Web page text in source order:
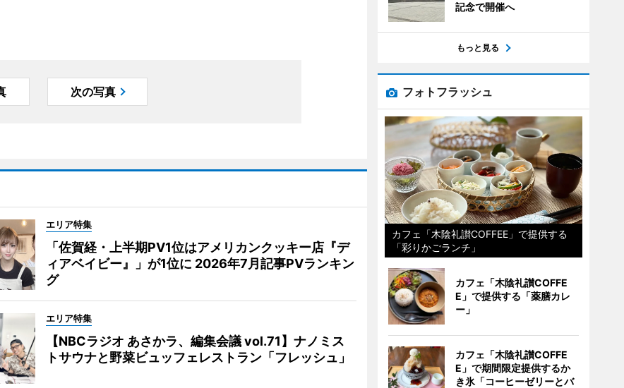
次の写真
エリア特集
「佐賀経・上半期PV1位はアメリカンクッキー店『デ
ィアベイビー』」が1位に 2026年7月記事PVランキン
グ
エリア特集
【NBCラジオ あさかラ、編集会議 vol.71】ナノミス
トサウナと野菜ビュッフェレストラン「フレッシュ」
記念で開催へ
もっと見る
フォトフラッシュ
カフェ「木陰礼讃COFFEE」で提供する
「彩りかごランチ」
カフェ「木陰礼讃COFFE
E」で提供する「薬膳カレ
ー」
カフェ「木陰礼讃COFFE
E」で期間限定提供するか
き氷「コーヒーゼリーとバ